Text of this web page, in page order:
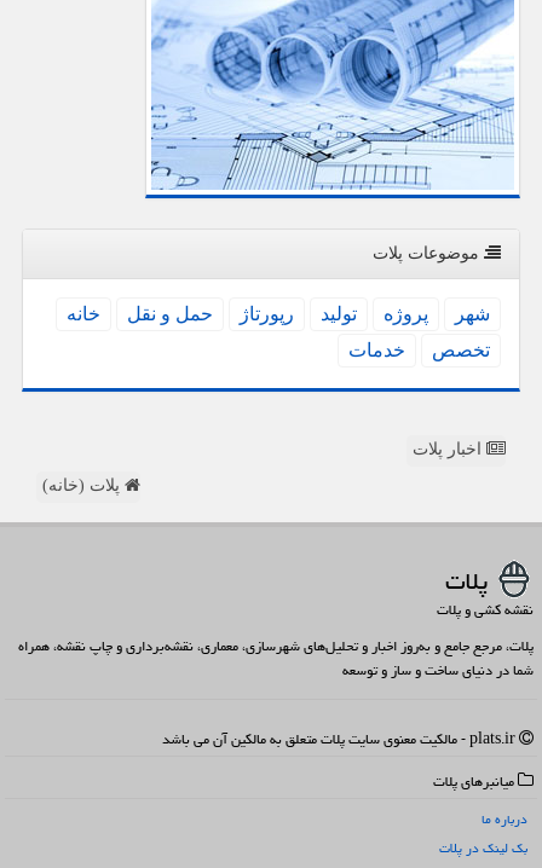
موضوعات پلات
شهر پروژه تولید رپورتاژ حمل و نقل
خانه
تخصص
خدمات
اخبار پلات
پلات (خانه)
پلات
نقشه کشی و پلات
پلات، مرجع جامع و به‌روز اخبار و تحلیل‌های شهرسازی، معماری، نقشه‌برداری و چاپ نقشه، همراه
شما در دنیای ساخت و ساز و توسعه
میانبرهای پلات
درباره ما
بک لینک در پلات